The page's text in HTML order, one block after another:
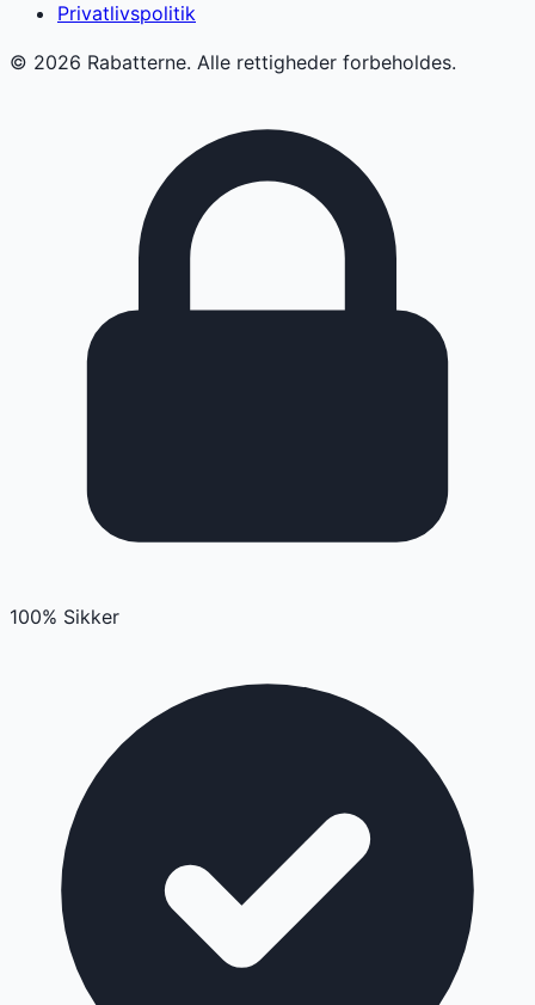
Privatlivspolitik
© 2026 Rabatterne. Alle rettigheder forbeholdes.
100% Sikker